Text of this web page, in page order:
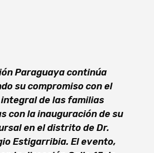
Paraguaya continúa
su compromiso con el
de las familias
con la inauguración de su
en el distrito de Dr.
Estigarribia. El evento,